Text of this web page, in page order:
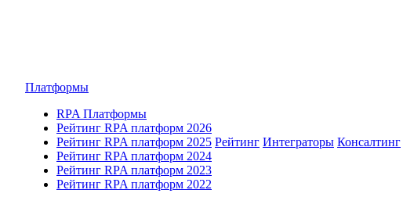
Платформы
RPA Платформы
Рейтинг RPA платформ 2026
Рейтинг RPA платформ 2025
Рейтинг RPA платформ 2024
Рейтинг RPA платформ 2023
Рейтинг RPA платформ 2022
Рейтинг Интеграторы Консалтинг